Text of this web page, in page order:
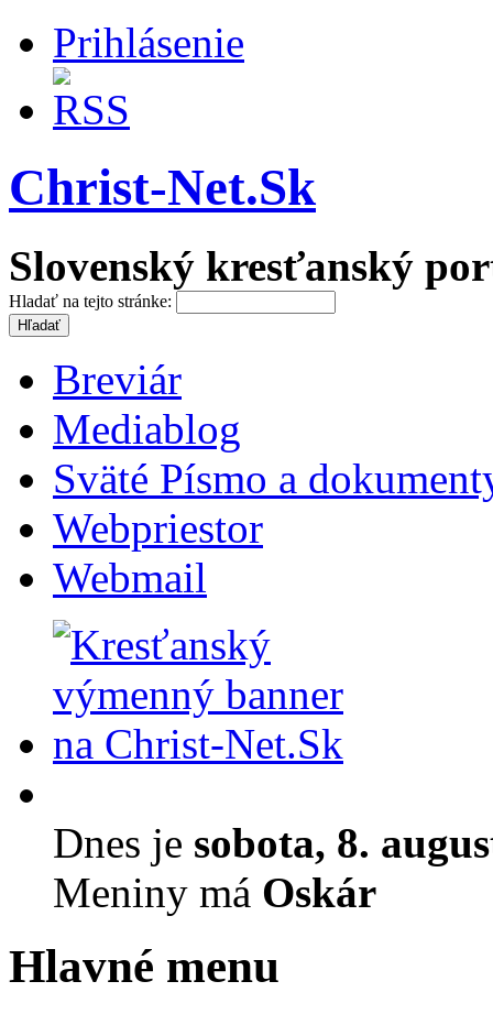
Prihlásenie
Christ-Net.Sk
Slovenský kresťanský
Hladať na tejto stránke:
Breviár
Mediablog
Sväté Písmo a
Webpriestor
Webmail
Dnes je sobota, 8.
Meniny má Oskár
Hlavné menu